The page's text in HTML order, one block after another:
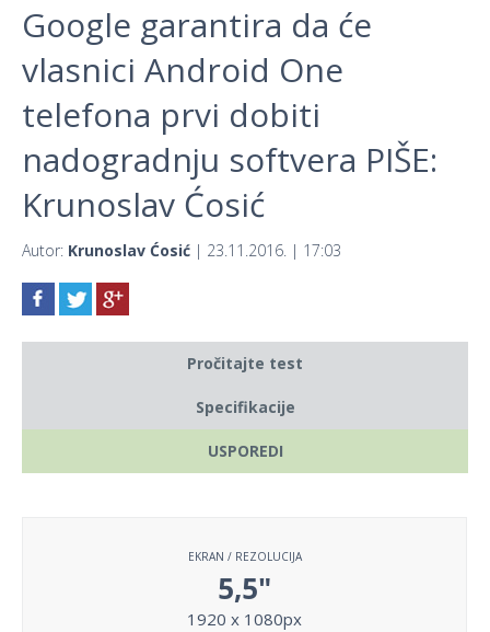
Google garantira da će
vlasnici Android One
telefona prvi dobiti
nadogradnju softvera PIŠE:
Krunoslav Ćosić
Autor: Krunoslav Ćosić | 23.11.2016. | 17:03
Pročitajte test
Specifikacije
USPOREDI
EKRAN / REZOLUCIJA
5,5"
1920 x 1080px